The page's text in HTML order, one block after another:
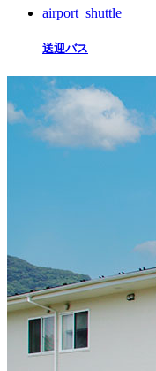
airport_shuttle
送迎バス